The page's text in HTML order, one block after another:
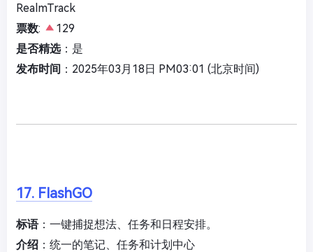
RealmTrack
票数:
129
是否精选：是
发布时间 ：2025年03月18日 PM03:01 (北京时间)
17. FlashGO
标语：一键捕捉想法、任务和日程安排。
介绍 ：统一的笔记、任务和计划中心